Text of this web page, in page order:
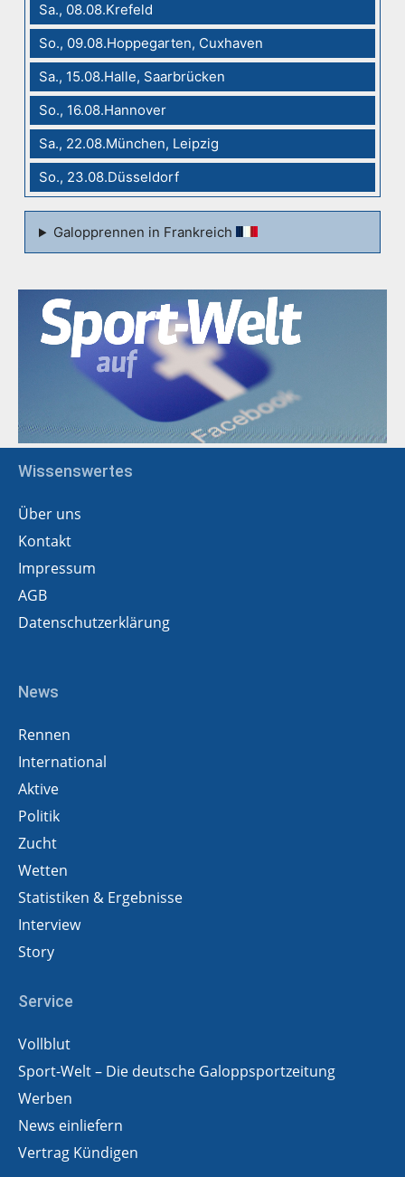
Sa., 08.08.Krefeld
So., 09.08.Hoppegarten, Cuxhaven
Sa., 15.08.Halle, Saarbrücken
So., 16.08.Hannover
Sa., 22.08.München, Leipzig
So., 23.08.Düsseldorf
Galopprennen in Frankreich
Wissenswertes
Über uns
Kontakt
Impressum
AGB
Datenschutzerklärung
News
Rennen
International
Aktive
Politik
Zucht
Wetten
Statistiken & Ergebnisse
Interview
Story
Service
Vollblut
Sport-Welt – Die deutsche Galoppsportzeitung
Werben
News einliefern
Vertrag Kündigen